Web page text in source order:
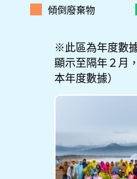
傾倒廢棄物
※此區為年度數
顯示至隔年２月
本年度數據）